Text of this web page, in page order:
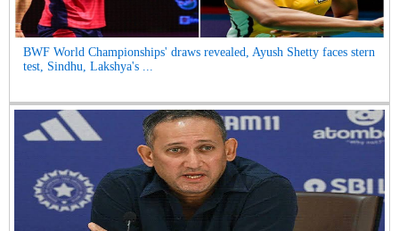
BWF World Championships' draws revealed, Ayush Shetty faces stern
test, Sindhu, Lakshya's ...